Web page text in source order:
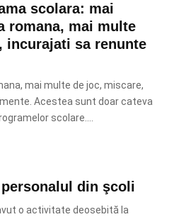
scolara: mai
romana, mai multe
incurajati sa renunte
mai multe de joc, miscare,
Acestea sunt doar cateva
scolare....
din şcoli
o activitate deosebită la